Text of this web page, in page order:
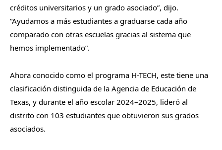
créditos universitarios y un grado asociado”, dijo.
“Ayudamos a más estudiantes a graduarse cada año
comparado con otras escuelas gracias al sistema que
hemos implementado”.
Ahora conocido como el programa H-TECH, este tiene una
clasificación distinguida de la Agencia de Educación de
Texas, y durante el año escolar 2024–2025, lideró al
distrito con 103 estudiantes que obtuvieron sus grados
asociados.